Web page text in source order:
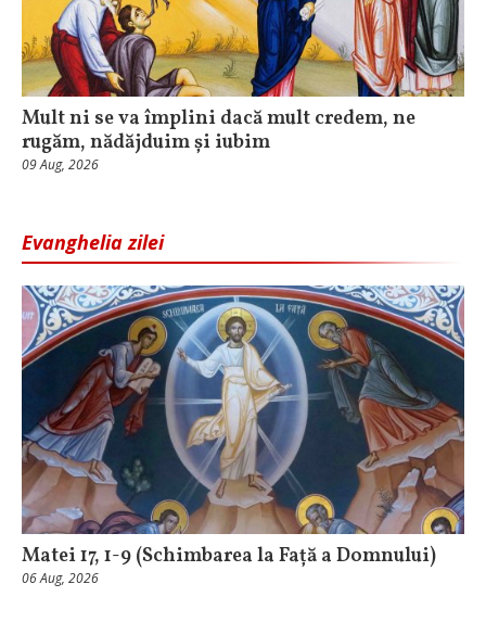
Mult ni se va împlini dacă mult credem, ne
rugăm, nădăjduim și iubim
09 Aug, 2026
Evanghelia zilei
Matei 17, 1-9 (Schimbarea la Față a Domnului)
06 Aug, 2026